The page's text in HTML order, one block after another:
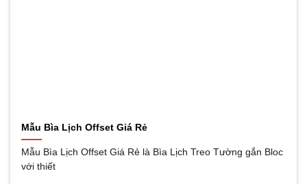
Mẫu Bìa Lịch Offset Giá Rẻ
Mẫu Bìa Lịch Offset Giá Rẻ là Bìa Lịch Treo Tường gắn Bloc
với thiết